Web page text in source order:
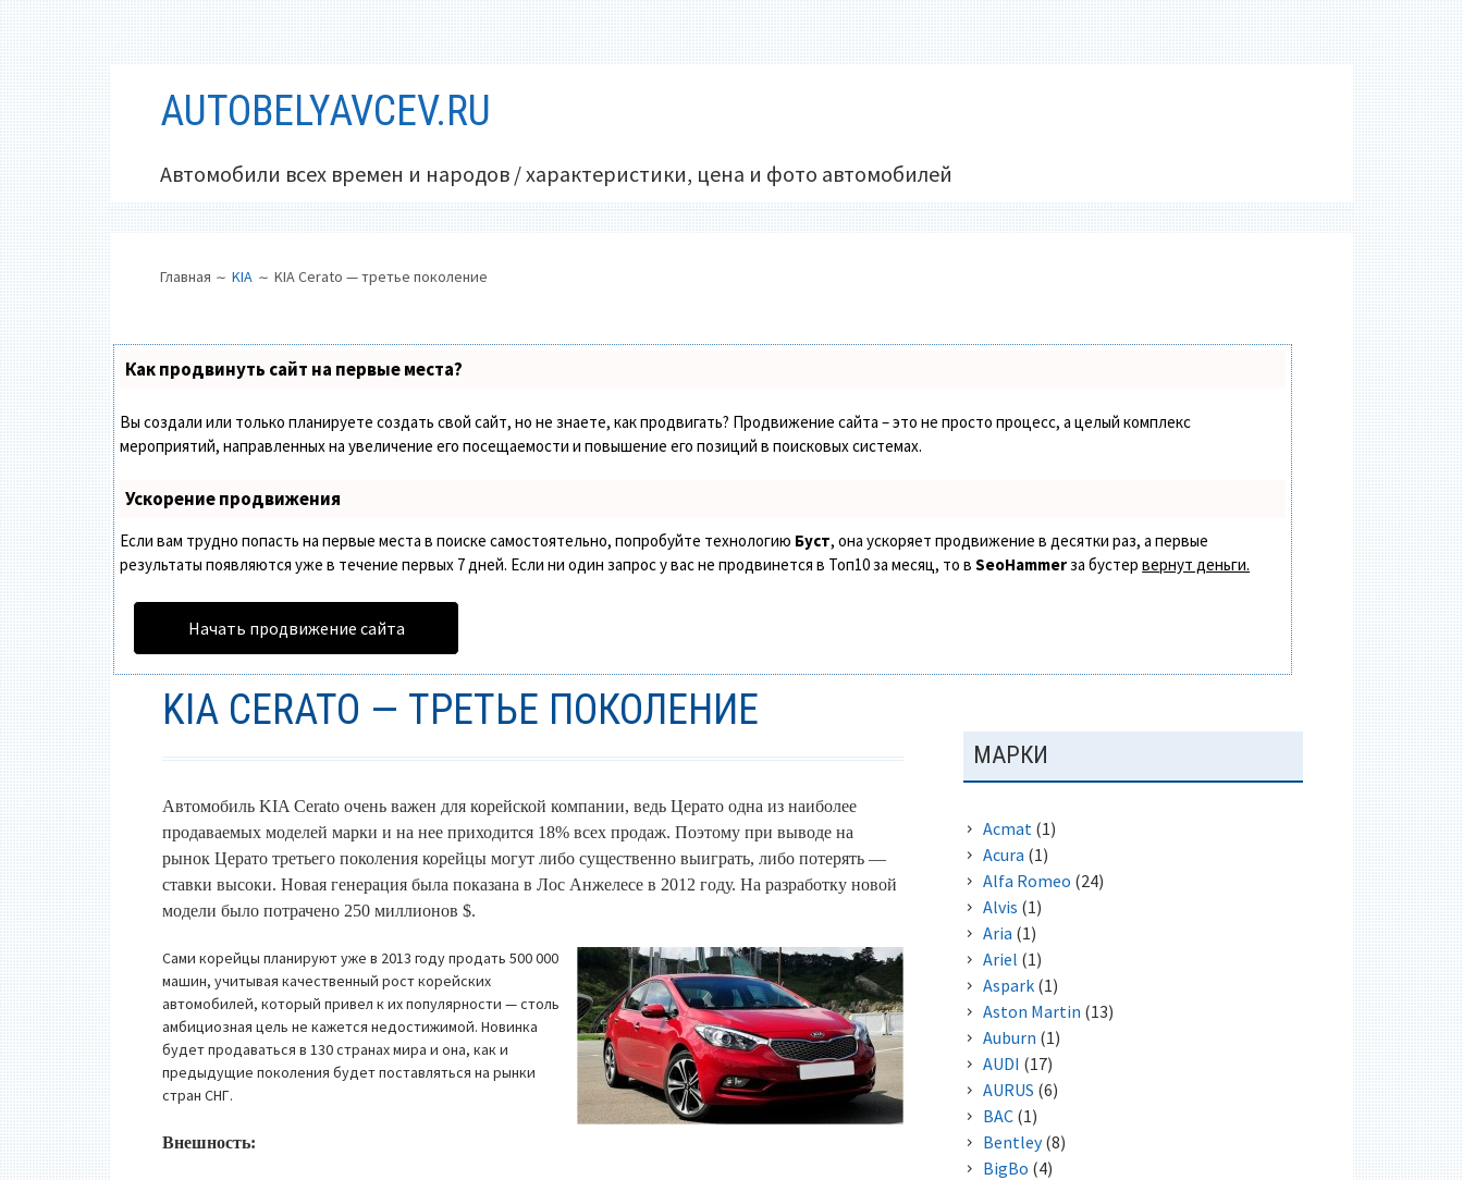
содержимомуAUTOBELYAVCEV.RU
Автомобили всех времен и народов / характеристики, цена и фото автомобилей
МЕНЮ
САЙТЕ
(ХЛЕБНЫЕ
КРОШКИ)
Главная KIA KIA Cerato — третье поколение
Как продвинуть сайт на первые места?
Вы создали или только планируете создать свой сайт, но не знаете, как продвигать? Продвижение сайта – это не просто процесс, а целый комплекс
мероприятий, направленных на увеличение его посещаемости и повышение его позиций в поисковых системах.
Ускорение продвижения
Если вам трудно попасть на первые места в поиске самостоятельно, попробуйте технологию Буст, она ускоряет продвижение в десятки раз, а первые
результаты появляются уже в течение первых 7 дней. Если ни один запрос у вас не продвинется в Топ10 за месяц, то вSeoHammerза бустервернут деньги.
Начать продвижение сайта
KIA CERATO — ТРЕТЬЕ ПОКОЛЕНИЕ
Автомобиль KIA Cerato очень важен для корейской компании, ведь Церато одна из наиболее
продаваемых моделей марки и на нее приходится 18% всех продаж. Поэтому при выводе на
рынок Церато третьего поколения корейцы могут либо существенно выиграть, либо потерять —
ставки высоки. Новая генерация была показана в Лос Анжелесе в 2012 году. На разработку новой
модели было потрачено 250 миллионов $.
Сами корейцы планируют уже в 2013 году продать 500 000
машин, учитывая качественный рост корейских
автомобилей, который привел к их популярности — столь
амбициозная цель не кажется недостижимой. Новинка
будет продаваться в 130 странах мира и она, как и
предыдущие поколения будет поставляться на рынки
стран СНГ.
Внешность:
ОСНОВНАЯ
ПАНЕЛЬ
МАРКИ
Acmat (1)
Acura (1)
Alfa Romeo (24)
Alvis (1)
Aria (1)
Ariel (1)
Aspark(1)
Aston Martin (13)
Auburn (1)
AUDI (17)
AURUS (6)
BAC(1)
Bentley(8)
BigBo (4)